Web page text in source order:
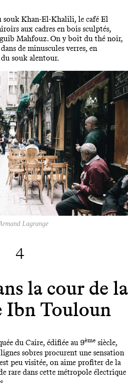
souk Khan-El-Khalili, le café El
aux cadres en bois sculptés,
Mahfouz. On y boit du thé noir,
de minuscules verres, en
souk alentour.
Lagrange
4
la cour de la
Ibn Touloun
du Caire, édifiée au 9ème siècle,
lignes sobres procurent une sensation
peu visitée, on aime profiter de la
rare dans cette métropole électrique